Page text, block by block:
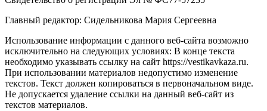
Главный редактор: Сидельникова Мария Сергеевна
Использование информации с данного веб-сайта возможно
исключительно на следующих условиях: В конце текста
необходимо указывать ссылку на сайт https://vestikavkaza.ru.
При использовании материалов недопустимо изменение
текстов. Текст должен копироваться в первоначальном виде.
Не допускается удаление ссылки на данный веб-сайт из
текстов материалов.